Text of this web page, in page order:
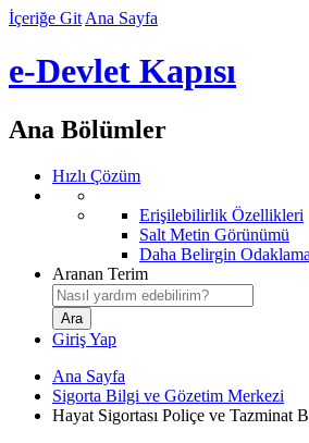
İçeriğe Git Ana Sayfa
e-Devlet Kapısı
Ana Bölümler
Hızlı Çözüm
Erişilebilirlik Özellikleri
Salt Metin Görünümü
Daha Belirgin Odaklama
Aranan Terim
Giriş Yap
Ana Sayfa
Sigorta Bilgi ve Gözetim Merkezi
Hayat Sigortası Poliçe ve Tazminat